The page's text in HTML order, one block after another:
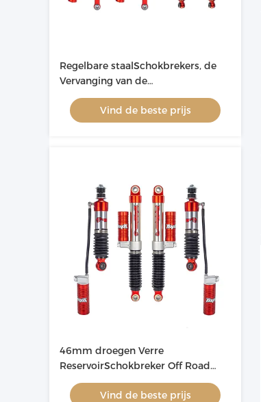
Regelbare staalSchokbrekers, de
Vervanging van de
AutoSchokbreker voor Toyota
Vind de beste prijs
46mm droegen Verre
ReservoirSchokbreker Off Road
voor Automobiel
Vind de beste prijs